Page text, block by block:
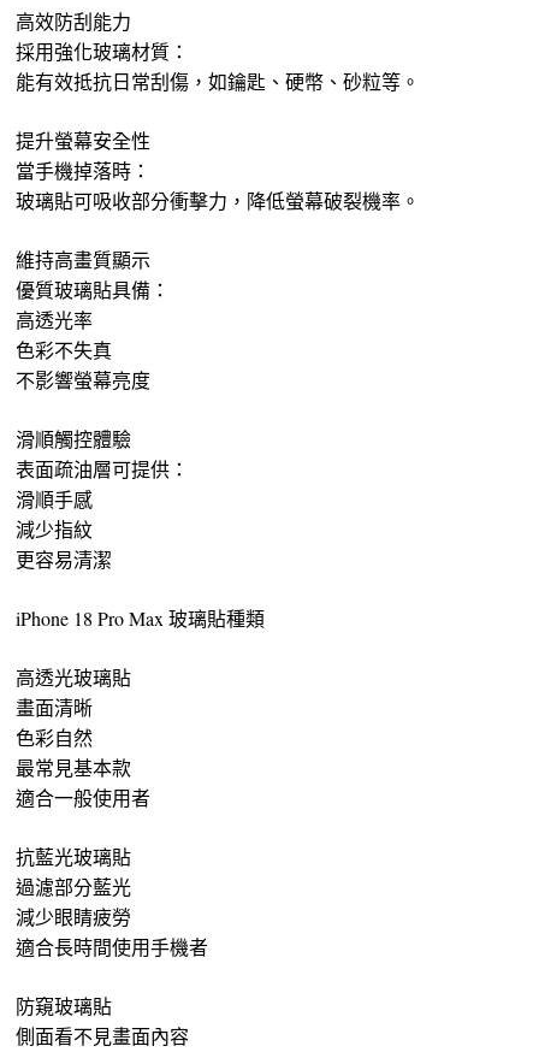
高效防刮能力
採用強化玻璃材質：
能有效抵抗日常刮傷，如鑰匙、硬幣、砂粒等。
提升螢幕安全性
當手機掉落時：
玻璃貼可吸收部分衝擊力，降低螢幕破裂機率。
維持高畫質顯示
優質玻璃貼具備：
高透光率
色彩不失真
不影響螢幕亮度
滑順觸控體驗
表面疏油層可提供：
滑順手感
減少指紋
更容易清潔
iPhone 18 Pro Max 玻璃貼種類
高透光玻璃貼
畫面清晰
色彩自然
最常見基本款
適合一般使用者
抗藍光玻璃貼
過濾部分藍光
減少眼睛疲勞
適合長時間使用手機者
防窺玻璃貼
側面看不見畫面內容